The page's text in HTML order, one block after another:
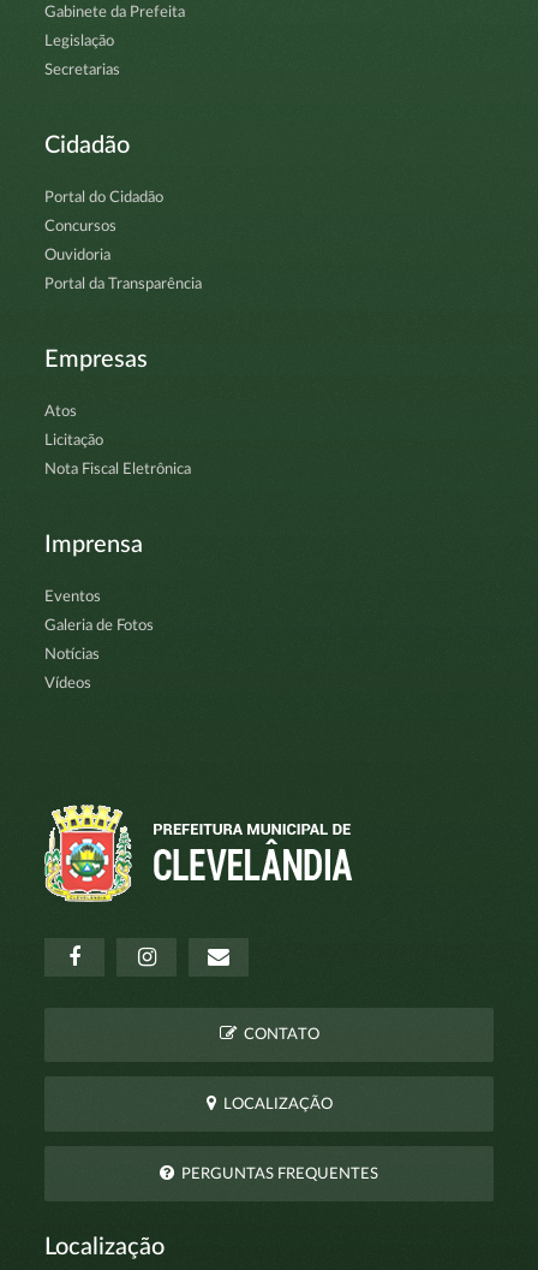
Gabinete da Prefeita
Legislação
Secretarias
Cidadão
Portal do Cidadão
Concursos
Ouvidoria
Portal da Transparência
Empresas
Atos
Licitação
Nota Fiscal Eletrônica
Imprensa
Eventos
Galeria de Fotos
Notícias
Vídeos
CONTATO
LOCALIZAÇÃO
PERGUNTAS FREQUENTES
Localização